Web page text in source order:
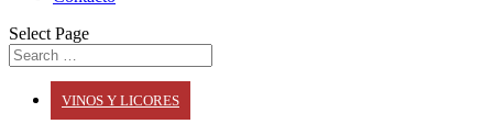
Select Page
VINOS Y LICORES